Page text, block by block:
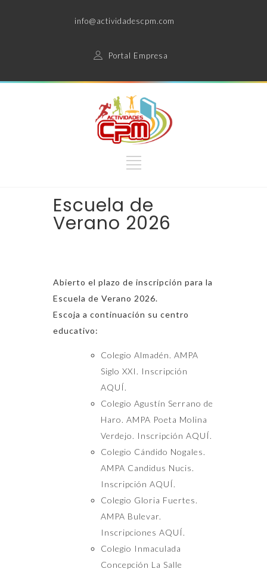
info@actividadescpm.com
Portal Empresa
Escuela de
Verano 2026
Abierto el plazo de inscripción para la
Escuela de Verano 2026.
Escoja a continuación su centro
educativo:
Colegio Almadén. AMPA
Siglo XXI. Inscripción
AQUÍ.
Colegio Agustín Serrano de
Haro. AMPA Poeta Molina
Verdejo. Inscripción AQUÍ.
Colegio Cándido Nogales.
AMPA Candidus Nucis.
Inscripción AQUÍ.
Colegio Gloria Fuertes.
AMPA Bulevar.
Inscripciones AQUÍ.
Colegio Inmaculada
Concepción La Salle